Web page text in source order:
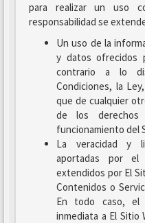
para realizar un uso
responsabilidad se
Un uso de la
y datos ofrecidos
contrario a lo
Condiciones, la
que de cualquier
de los
funcionamiento del
La veracidad y
aportadas por el
extendidos por El
Contenidos o
En todo caso, el
inmediata a El Sitio